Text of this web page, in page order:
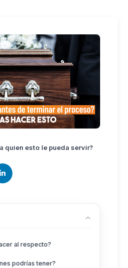
quien esto le pueda servir?
al respecto?
podrías tener?